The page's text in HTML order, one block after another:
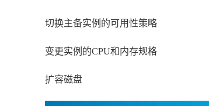
切换主备实例的可用性策略
变更实例的CPU和内存规格
扩容磁盘